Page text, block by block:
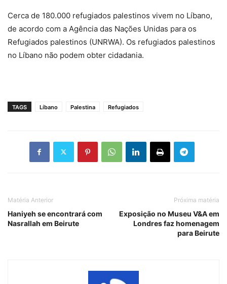
Cerca de 180.000 refugiados palestinos vivem no Líbano,
de acordo com a Agência das Nações Unidas para os
Refugiados palestinos (UNRWA). Os refugiados palestinos
no Líbano não podem obter cidadania.
TAGS Líbano Palestina Refugiados
Matéria Anterior
Haniyeh se encontrará com
Nasrallah em Beirute
Próxima matéria
Exposição no Museu V&A em
Londres faz homenagem
para Beirute